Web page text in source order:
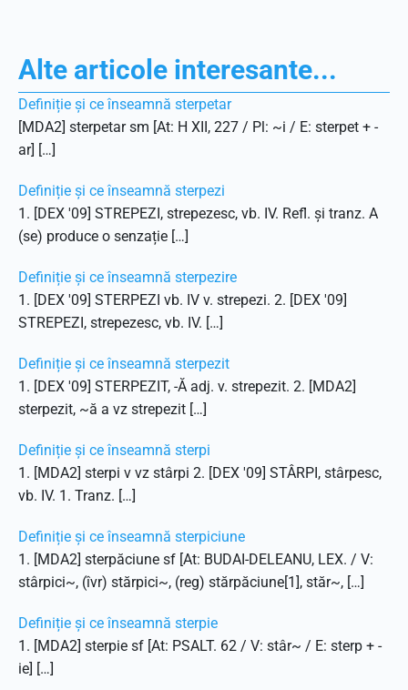
Alte articole interesante...
Definiție și ce înseamnă sterpetar
[MDA2] sterpetar sm [At: H XII, 227 / Pl: ~i / E: sterpet + -
ar] […]
Definiție și ce înseamnă sterpezi
1. [DEX '09] STREPEZI, strepezesc, vb. IV. Refl. și tranz. A
(se) produce o senzație […]
Definiție și ce înseamnă sterpezire
1. [DEX '09] STERPEZI vb. IV v. strepezi. 2. [DEX '09]
STREPEZI, strepezesc, vb. IV. […]
Definiție și ce înseamnă sterpezit
1. [DEX '09] STERPEZIT, -Ă adj. v. strepezit. 2. [MDA2]
sterpezit, ~ă a vz strepezit […]
Definiție și ce înseamnă sterpi
1. [MDA2] sterpi v vz stârpi 2. [DEX '09] STÂRPI, stârpesc,
vb. IV. 1. Tranz. […]
Definiție și ce înseamnă sterpiciune
1. [MDA2] sterpăciune sf [At: BUDAI-DELEANU, LEX. / V:
stârpici~, (îvr) stărpici~, (reg) stărpăciune[1], stăr~, […]
Definiție și ce înseamnă sterpie
1. [MDA2] sterpie sf [At: PSALT. 62 / V: stâr~ / E: sterp + -
ie] […]